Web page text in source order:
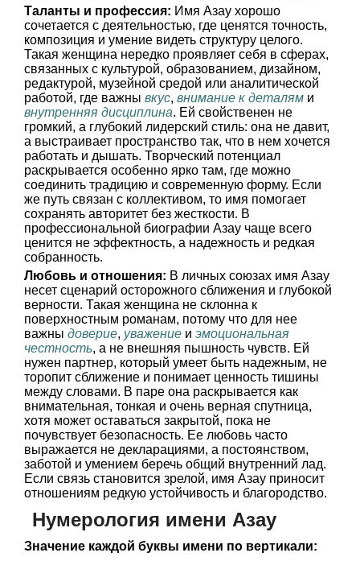
Таланты и профессия: Имя Азау хорошо
сочетается с деятельностью, где ценятся точность,
композиция и умение видеть структуру целого.
Такая женщина нередко проявляет себя в сферах,
связанных с культурой, образованием, дизайном,
редактурой, музейной средой или аналитической
работой, где важны вкус, внимание к деталям и
внутренняя дисциплина. Ей свойственен не
громкий, а глубокий лидерский стиль: она не давит,
а выстраивает пространство так, что в нем хочется
работать и дышать. Творческий потенциал
раскрывается особенно ярко там, где можно
соединить традицию и современную форму. Если
же путь связан с коллективом, то имя помогает
сохранять авторитет без жесткости. В
профессиональной биографии Азау чаще всего
ценится не эффектность, а надежность и редкая
собранность.
Любовь и отношения: В личных союзах имя Азау
несет сценарий осторожного сближения и глубокой
верности. Такая женщина не склонна к
поверхностным романам, потому что для нее
важны доверие, уважение и эмоциональная
честность, а не внешняя пышность чувств. Ей
нужен партнер, который умеет быть надежным, не
торопит сближение и понимает ценность тишины
между словами. В паре она раскрывается как
внимательная, тонкая и очень верная спутница,
хотя может оставаться закрытой, пока не
почувствует безопасность. Ее любовь часто
выражается не декларациями, а постоянством,
заботой и умением беречь общий внутренний лад.
Если связь становится зрелой, имя Азау приносит
отношениям редкую устойчивость и благородство.
Нумерология имени Азау
Значение каждой буквы имени по вертикали: